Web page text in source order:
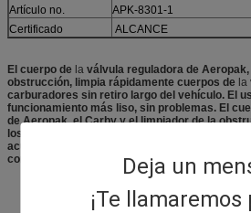
Deja un
¡Te
Artículo no.
APK-8301-1
Certificado
ALCANCE
El cuerpo de la válvula reguladora de
obstrucción, limpia rápidamente cuerpos de la
carburadores sin retiro largo del vehículo. El
funcionamiento más liso, sin problemas. El
de Aeropak, el Carby y el limpiador de la
los depósitos de la grasa, de la suciedad, de la
acumulación y de carbono, eficacia de
combustible de ahorro y reducirán la